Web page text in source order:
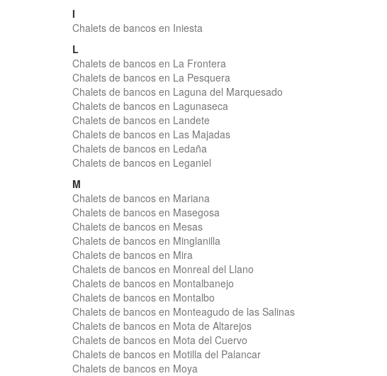
I
Chalets de bancos en Iniesta
L
Chalets de bancos en La Frontera
Chalets de bancos en La Pesquera
Chalets de bancos en Laguna del Marquesado
Chalets de bancos en Lagunaseca
Chalets de bancos en Landete
Chalets de bancos en Las Majadas
Chalets de bancos en Ledaña
Chalets de bancos en Leganiel
M
Chalets de bancos en Mariana
Chalets de bancos en Masegosa
Chalets de bancos en Mesas
Chalets de bancos en Minglanilla
Chalets de bancos en Mira
Chalets de bancos en Monreal del Llano
Chalets de bancos en Montalbanejo
Chalets de bancos en Montalbo
Chalets de bancos en Monteagudo de las Salinas
Chalets de bancos en Mota de Altarejos
Chalets de bancos en Mota del Cuervo
Chalets de bancos en Motilla del Palancar
Chalets de bancos en Moya